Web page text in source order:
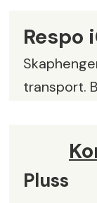
Respo
transport.
Understell:
m/
Pluss